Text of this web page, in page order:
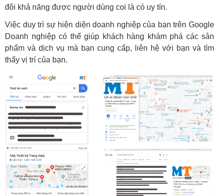
đôi khả năng được người dùng coi là có uy tín.
Việc duy trì sự hiện diện doanh nghiệp của bạn trên Google
Doanh nghiệp có thể giúp khách hàng khám phá các sản
phẩm và dịch vụ mà bạn cung cấp, liên hệ với bạn và tìm
thấy vị trí của bạn.